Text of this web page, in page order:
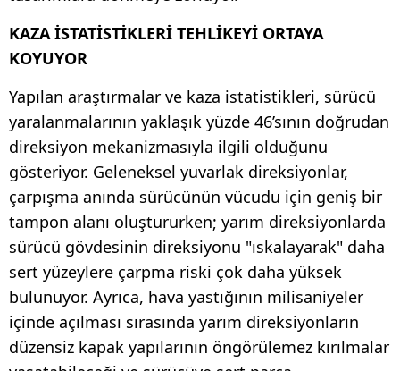
KAZA İSTATİSTİKLERİ TEHLİKEYİ ORTAYA
KOYUYOR
Yapılan araştırmalar ve kaza istatistikleri, sürücü
yaralanmalarının yaklaşık yüzde 46’sının doğrudan
direksiyon mekanizmasıyla ilgili olduğunu
gösteriyor. Geleneksel yuvarlak direksiyonlar,
çarpışma anında sürücünün vücudu için geniş bir
tampon alanı oluştururken; yarım direksiyonlarda
sürücü gövdesinin direksiyonu "ıskalayarak" daha
sert yüzeylere çarpma riski çok daha yüksek
bulunuyor. Ayrıca, hava yastığının milisaniyeler
içinde açılması sırasında yarım direksiyonların
düzensiz kapak yapılarının öngörülemez kırılmalar